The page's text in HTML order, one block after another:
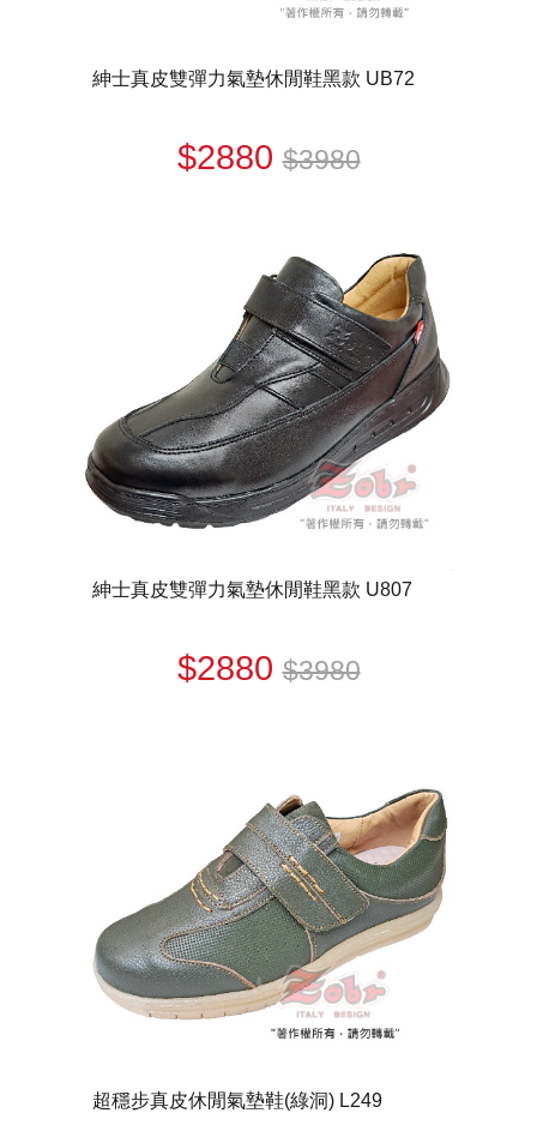
紳士真皮雙彈力氣墊休閒鞋黑款 UB72
$2880$3980
紳士真皮雙彈力氣墊休閒鞋黑款 U807
$2880$3980
超穩步真皮休閒氣墊鞋(綠洞) L249